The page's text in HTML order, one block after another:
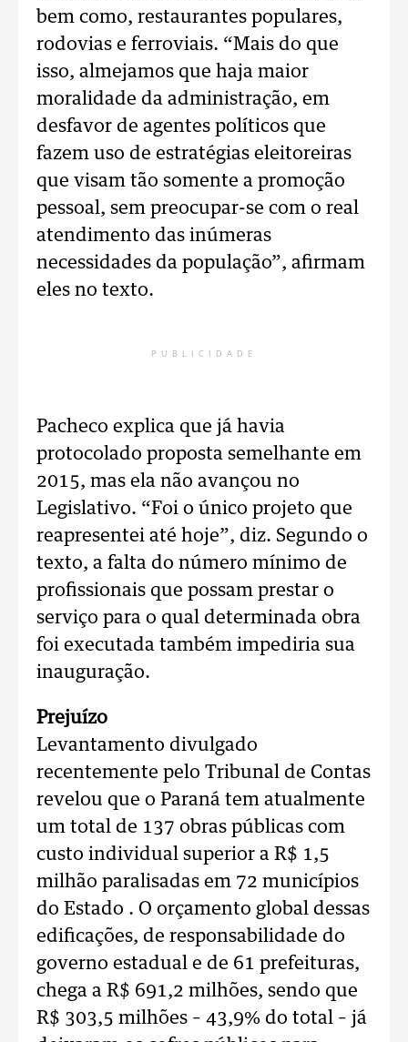
bem como, restaurantes populares,
rodovias e ferroviais. “Mais do que
isso, almejamos que haja maior
moralidade da administração, em
desfavor de agentes políticos que
fazem uso de estratégias eleitoreiras
que visam tão somente a promoção
pessoal, sem preocupar-se com o real
atendimento das inúmeras
necessidades da população”, afirmam
eles no texto.
PUBLICIDADE
Pacheco explica que já havia
protocolado proposta semelhante em
2015, mas ela não avançou no
Legislativo. “Foi o único projeto que
reapresentei até hoje”, diz. Segundo o
texto, a falta do número mínimo de
profissionais que possam prestar o
serviço para o qual determinada obra
foi executada também impediria sua
inauguração.
Prejuízo
Levantamento divulgado
recentemente pelo Tribunal de Contas
revelou que o Paraná tem atualmente
um total de 137 obras públicas com
custo individual superior a R$ 1,5
milhão paralisadas em 72 municípios
do Estado . O orçamento global dessas
edificações, de responsabilidade do
governo estadual e de 61 prefeituras,
chega a R$ 691,2 milhões, sendo que
R$ 303,5 milhões – 43,9% do total – já